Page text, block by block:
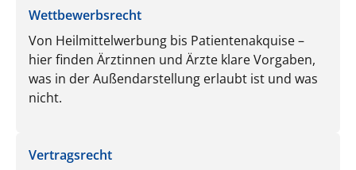
Wettbewerbsrecht
Von Heilmittelwerbung bis Patientenakquise –
hier finden Ärztinnen und Ärzte klare Vorgaben,
was in der Außendarstellung erlaubt ist und was
nicht.
Vertragsrecht